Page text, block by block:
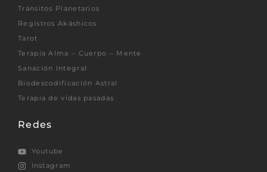
Tránsitos Planetarios
Registros Akáshicos
Tarot
Terapia Alma – Cuerpo – Mente
Sanación Integral
Biodescodificación Astral
Terapia de vidas pasadas
Redes
Youtube
Instagram